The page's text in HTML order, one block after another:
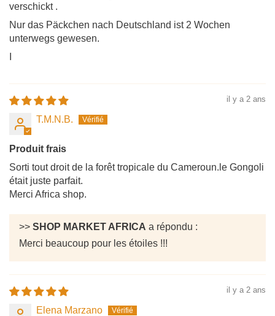
verschickt .
Nur das Päckchen nach Deutschland ist 2 Wochen
unterwegs gewesen.
il y a 2 ans
T.M.N.B.
Produit frais
Sorti tout droit de la forêt tropicale du Cameroun.le Gongoli
était juste parfait.
Merci Africa shop.
>> SHOP MARKET AFRICA a répondu :
Merci beaucoup pour les étoiles !!!
il y a 2 ans
Elena Marzano